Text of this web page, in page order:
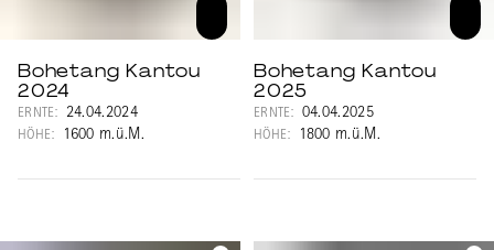
Bohetang Kantou
2024
ERNTE: 24.04.2024
HÖHE: 1600 m.ü.M.
Bohetang Kantou
2025
ERNTE: 04.04.2025
HÖHE: 1800 m.ü.M.